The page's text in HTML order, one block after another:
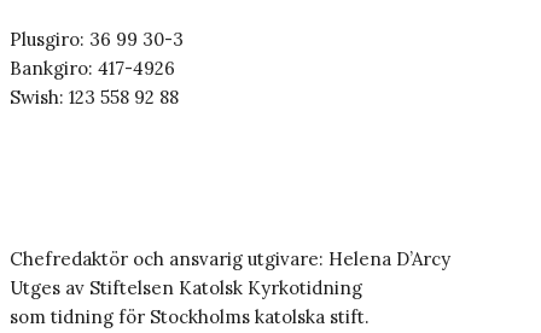
Plusgiro: 36 99 30-3
Bankgiro: 417-4926
Swish: 123 558 92 88
Chefredaktör och ansvarig utgivare: Helena D’Arcy
Utges av Stiftelsen Katolsk Kyrkotidning
som tidning för Stockholms katolska stift.